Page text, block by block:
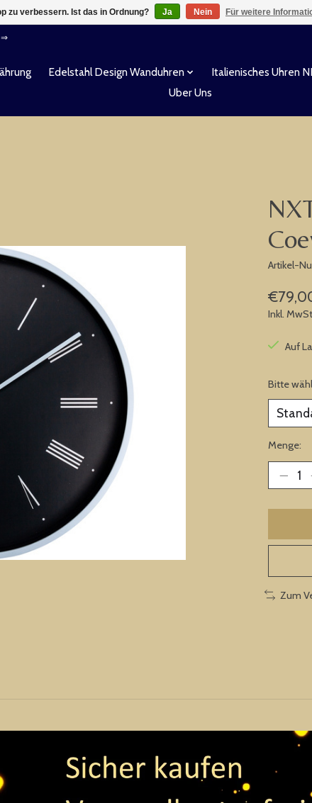
⇒
Edelstahl Design Wanduhren Italienisches Uhren
Uber Uns
Artikel-
Inkl.
Auf
Bitte
Menge:
Zum
zu verbessern. Ist das in Ordnung? Ja Nein Für weitere